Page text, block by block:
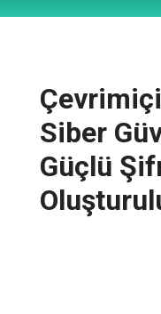
Siber
Güçlü